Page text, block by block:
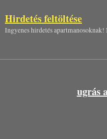
Hirdetés feltöltése
Ingyenes hirdetés
ugrás